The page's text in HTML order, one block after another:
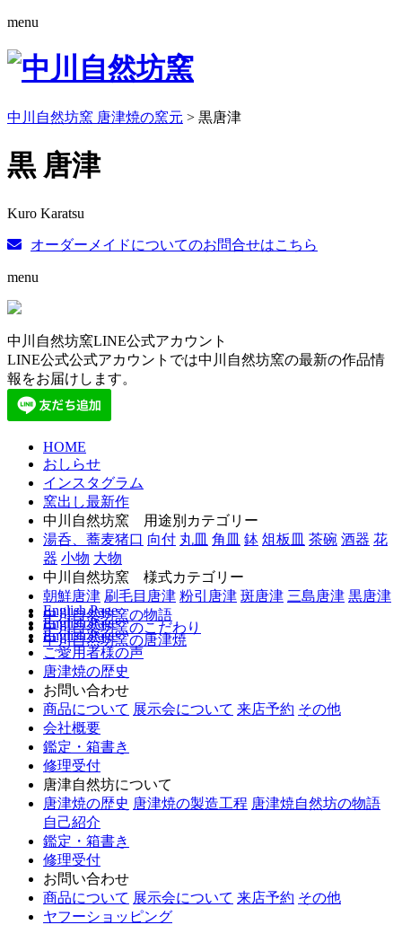
menu
中川自然坊窯 唐津焼の窯元 > 黒唐津
黒 唐津
Kuro Karatsu
オーダーメイドについてのお問合せはこちら
menu
中川自然坊窯LINE公式アカウント
LINE公式公式アカウントでは中川自然坊窯の最新の作品情
報をお届けします。
HOME
おしらせ
インスタグラム
窯出し最新作
中川自然坊窯 用途別カテゴリー
湯呑、蕎麦猪口 向付 丸皿 角皿 鉢 俎板皿 茶碗 酒器 花
器 小物 大物
中川自然坊窯 様式カテゴリー
朝鮮唐津 刷毛目唐津 粉引唐津 斑唐津 三島唐津 黒唐津
中川自然坊窯の物語
English Page
中川自然坊窯のこだわり
English Page
中川自然坊窯の唐津焼
English Page
ご愛用者様の声
唐津焼の歴史
お問い合わせ
商品について 展示会について 来店予約 その他
会社概要
鑑定・箱書き
修理受付
唐津自然坊について
唐津焼の歴史 唐津焼の製造工程 唐津焼自然坊の物語
自己紹介
鑑定・箱書き
修理受付
お問い合わせ
商品について 展示会について 来店予約 その他
ヤフーショッピング